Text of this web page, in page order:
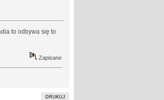
to odbywa się to
Zapisane
DRUKUJ